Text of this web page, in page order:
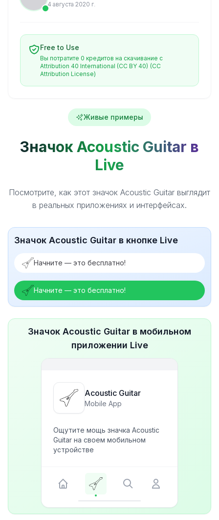
4 августа 2020 г.
Free to Use
Вы потратите 0 кредитов на скачивание с
Attribution 40 International (CC BY 40) (CC
Attribution License)
Живые примеры
Значок Acoustic Guitar в
Live
Посмотрите, как этот значок Acoustic Guitar выглядит
в реальных приложениях и интерфейсах.
Значок Acoustic Guitar в кнопке Live
Начните — это бесплатно!
Начните — это бесплатно!
Значок Acoustic Guitar в мобильном
приложении Live
Acoustic Guitar
Mobile App
Ощутите мощь значка Acoustic
Guitar на своем мобильном
устройстве